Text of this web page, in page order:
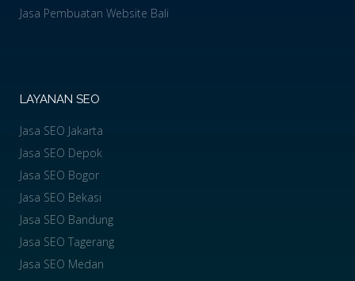
Jasa Pembuatan Website Bali
LAYANAN SEO
Jasa SEO Jakarta
Jasa SEO Depok
Jasa SEO Bogor
Jasa SEO Bekasi
Jasa SEO Bandung
Jasa SEO Tagerang
Jasa SEO Medan